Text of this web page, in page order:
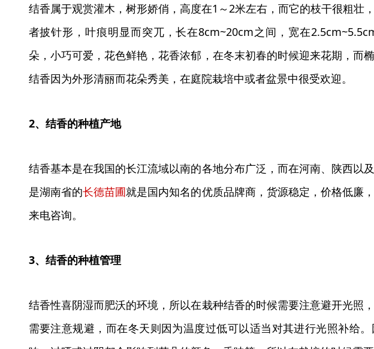
结香属于观赏灌木，树形娇俏，高度在1～2米左右，而它的枝干很粗壮
者披针形，叶痕明显而突兀，长在8cm~20cm之间，宽在
朵，小巧可爱，花色鲜艳，花香浓郁，在冬末初春的时候迎来花期，而
结香因为外形清丽而花朵秀美，在庭院栽培中或者盆景中很受欢迎。
2、结香的种植产地
结香基本是在我国的长江流域以南的各地分布广泛，而在河南、陕西以
是湖南省的长德苗圃就是国内知名的优质品牌商，货源稳定，价格低廉
来电咨询。
3、结香的种植管理
结香性喜阴湿而肥沃的环境，所以在栽种结香的时候需要注意避开光照
需要注意规避，而在冬天则因为温度过低可以适当对其进行光照补给